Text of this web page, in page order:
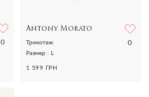
0
Antony Morato
0
Трикотаж
Размер : L
1 599 ГРН